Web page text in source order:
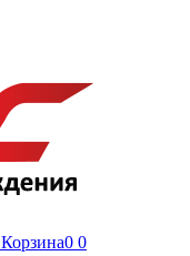
Корзина0 0